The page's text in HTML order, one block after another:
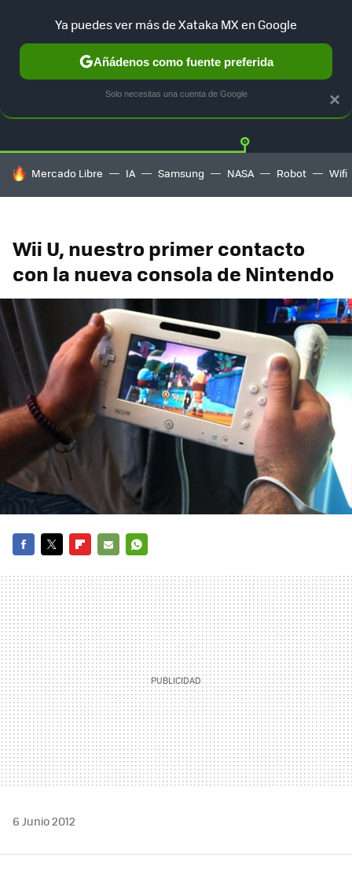
Twitter
HOY SE HABLA DE
Mercado Libre IA Samsung NASA Robot Wifi
Wii U, nuestro primer contacto
con la nueva consola de Nintendo
MAIL
6 Junio 2012
×
Ya puedes ver más de Xataka MX en Google
Añádenos como fuente preferida
Solo necesitas una cuenta de Google